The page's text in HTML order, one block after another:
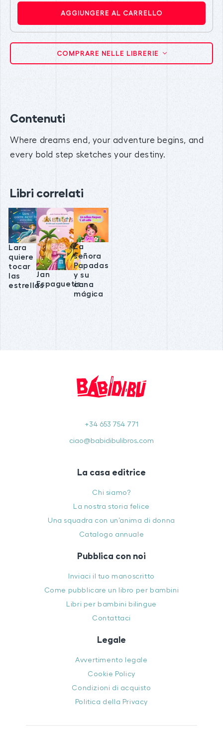
AGGIUNGERE AL CARRELLO
COMPRARE NELLE LIBRERIE
Contenuti
Where dreams end, your adventure begins, and
every bold step sketches your destiny.
Libri correlati
Lara
quiere
tocar
las
estrellas
Jan
Espaguetis
La
señora
Papadas
y su
cana
mágica
+34 653 754 771
ciao@babidibulibros.com
La casa editrice
Chi siamo?
La nostra storia felice
Una squadra con un’anima di donna
Catalogo annuale
Pubblica con noi
Inviaci il tuo manoscritto
Come pubblicare un libro per bambini
Libri per bambini bilingue
Contattaci
Legale
Avvertimento legale
Cookie Policy
Condizioni di acquisto
Politica della Privacy